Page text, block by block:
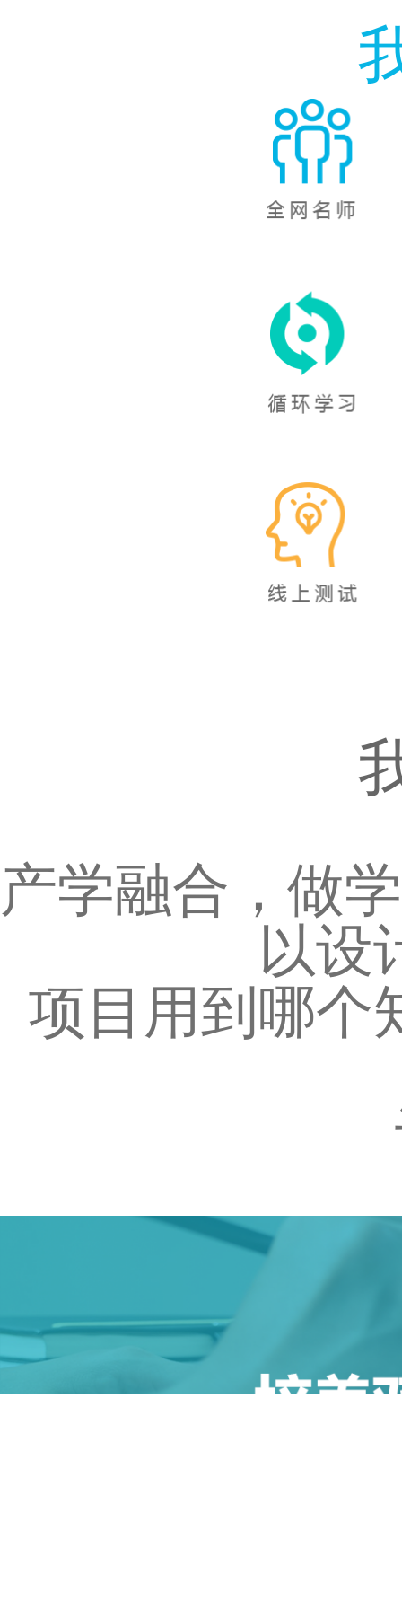
产学融合，做
以设
项目用到哪个